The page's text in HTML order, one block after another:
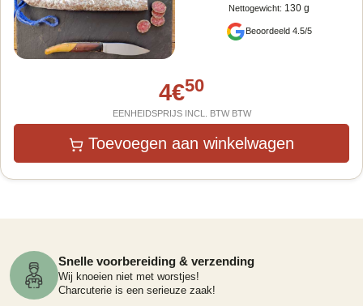
Nettogewicht: 130 g
Beoordeeld 4.5/5
4€50
EENHEIDSPRIJS INCL. BTW BTW
Toevoegen aan winkelwagen
Snelle voorbereiding & verzending
Wij knoeien niet met worstjes!
Charcuterie is een serieuze zaak!